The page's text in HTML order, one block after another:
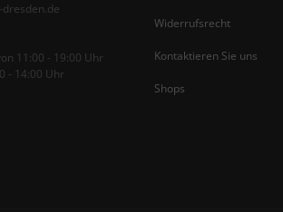
11:00 - 19:00 Uhr
- 14:00 Uhr
Widerrufsrecht
Kontaktieren Sie uns
Shops